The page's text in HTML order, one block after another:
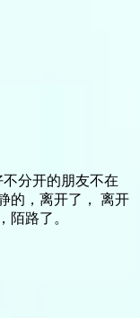
分开的朋友不在
的，离开了， 离开
陌路了。